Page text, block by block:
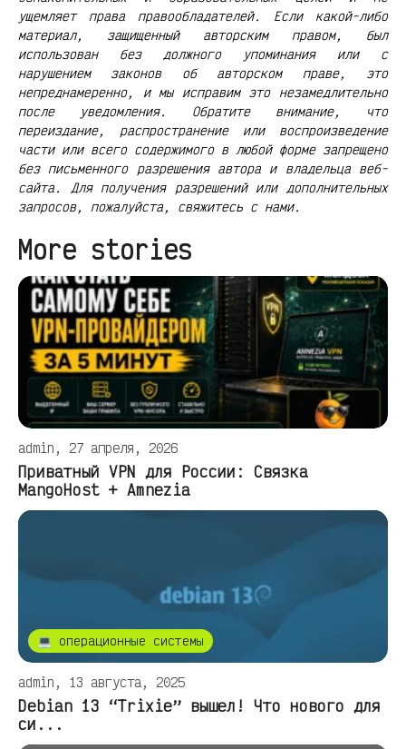
ущемляет права правообладателей. Если какой-либо
материал, защищенный авторским правом, был
использован без должного упоминания или с
нарушением законов об авторском праве, это
непреднамеренно, и мы исправим это незамедлительно
после уведомления. Обратите внимание, что
переиздание, распространение или воспроизведение
части или всего содержимого в любой форме запрещено
без письменного разрешения автора и владельца веб-
сайта. Для получения разрешений или дополнительных
запросов, пожалуйста, свяжитесь с нами.
More stories
admin, 27 апреля, 2026
Приватный VPN для России: Связка
MangoHost + Amnezia
💻 операционные системы
admin, 13 августа, 2025
Debian 13 “Trixie” вышел! Что нового для
си...